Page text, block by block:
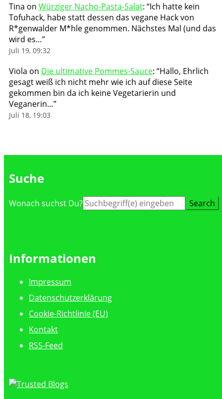
Tina on Würziger Nacho-Pasta-Salat: “Ich hatte kein
Tofuhack, habe statt dessen das vegane Hack von
R*genwalder M*hle genommen. Nächstes Mal (und das
wird es…”
Juli 19, 09:32
Viola on Die ultimative Pommes-Sauce: “Hallo, Ehrlich
gesagt weiß ich nicht mehr wie ich auf diese Seite
gekommen bin da ich keine Vegetarierin und
Veganerin…”
Juli 18, 19:03
Suche
Suche
Wonach suchst Du?
Informationen
Impressum
Datenschutzerklärung
Cookie-Richtlinie (EU)
Kontakt
RSS-Feed